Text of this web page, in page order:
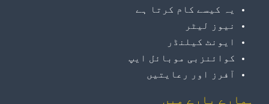
یہ کیسے کام کرتا ہے
نیوز لیٹر
ایونٹ کیلنڈر
کوائنزبی موبائل ایپ
آفرز اور رعایتیں
ہمارے بارے میں